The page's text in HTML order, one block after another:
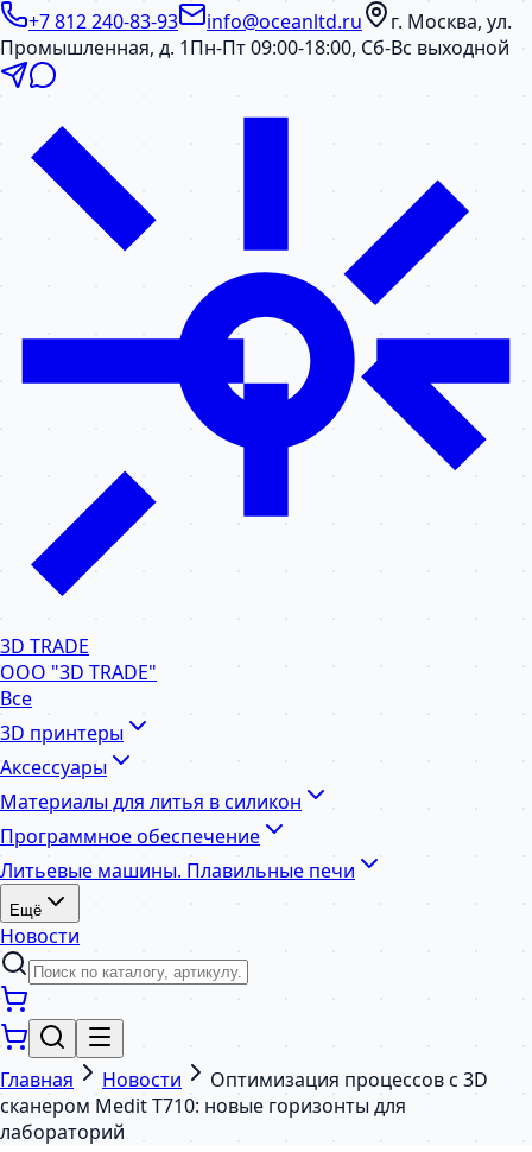
+7 812 240-83-93 info@oceanltd.ru
г. Москва, ул.
Промышленная, д. 1Пн-Пт 09:00-18:00, Сб-Вс выходной
3D TRADE
ООО "3D TRADE"
Все
3D принтеры
Аксессуары
Материалы для литья в силикон
Программное обеспечение
Литьевые машины. Плавильные печи
Ещё
Новости
Главная Новости
Оптимизация процессов с 3D
сканером Medit T710: новые горизонты для
лабораторий